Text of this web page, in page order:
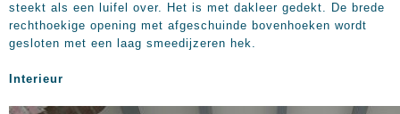
steekt als een luifel over. Het is met dakleer gedekt. De brede
rechthoekige opening met afgeschuinde bovenhoeken wordt
gesloten met een laag smeedijzeren hek.
Interieur